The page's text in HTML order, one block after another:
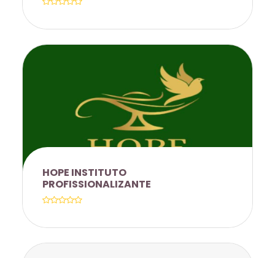
CLÁUSULA 1ª – OBJETO O PRESENTE
CONVÊNIO TEM POR OBJETO
PROPICIAR O FORNECIMENTO DE
DESCONTOS E OUTROS BENEFÍCIOS
CONCEDENTE ESCOLA AOS
HOPE INSTITUTO
PROFISSIONALIZANTE